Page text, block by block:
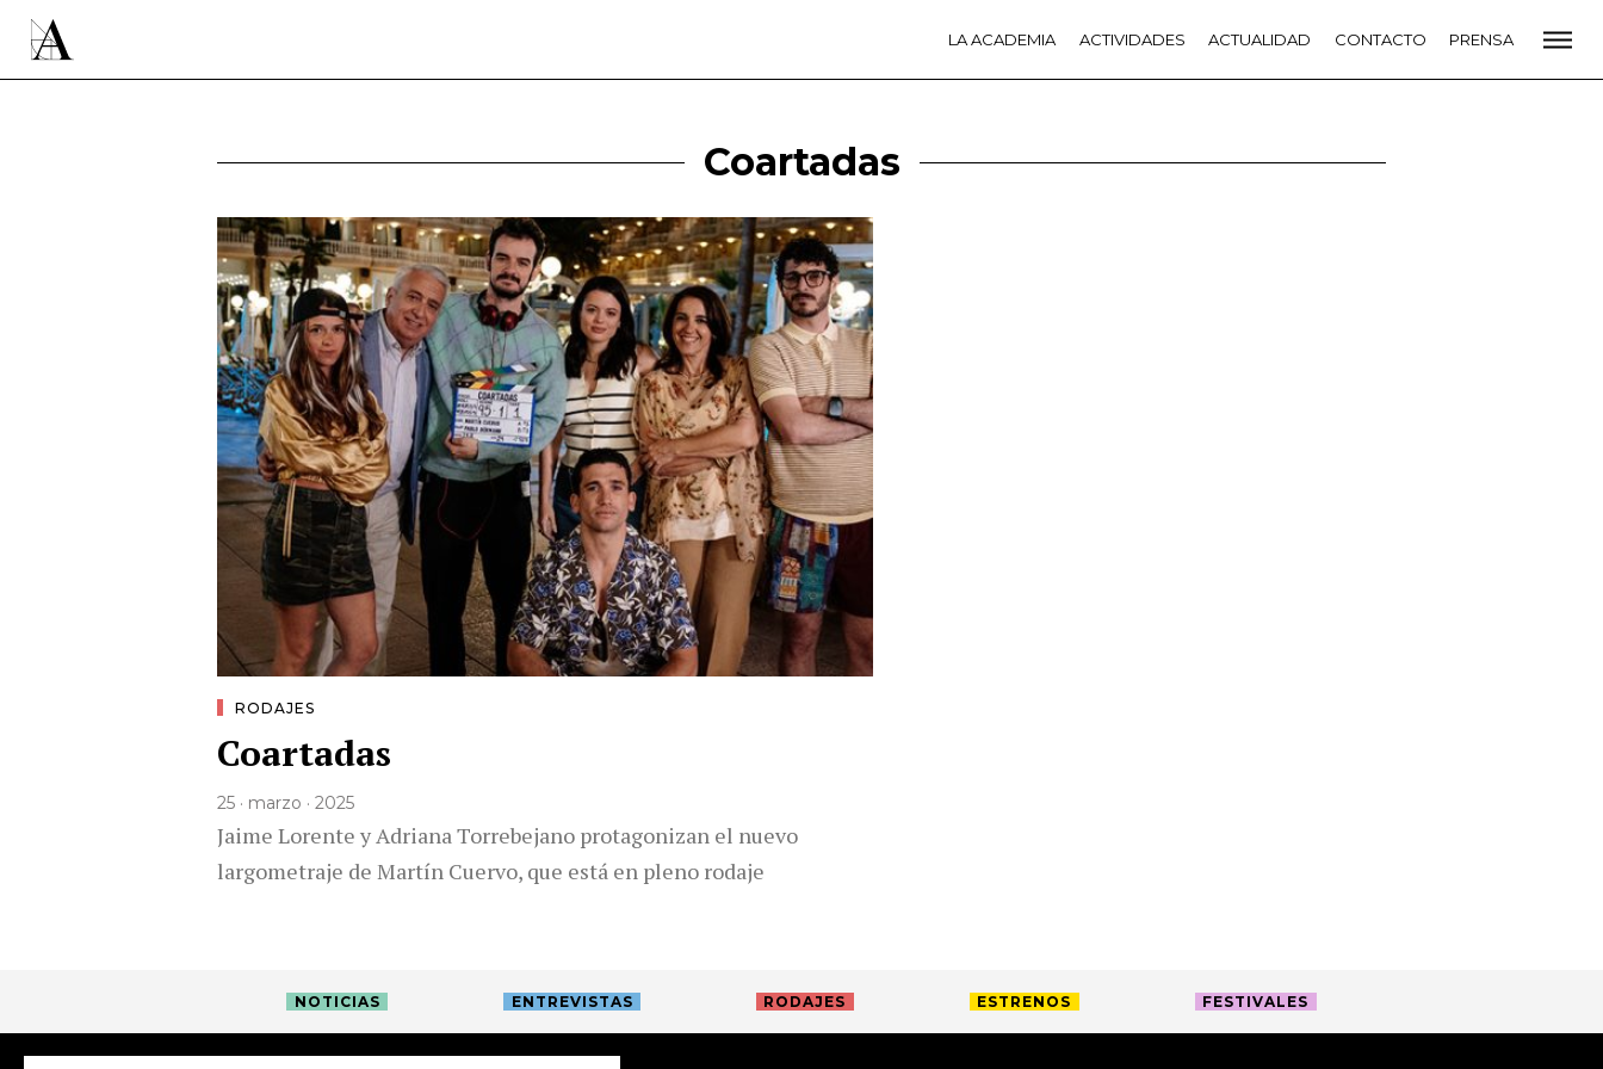
LA ACADEMIA ACTIVIDADES ACTUALIDAD CONTACTO PRENSA
Coartadas
RODAJES
Coartadas
25 · marzo · 2025
Jaime Lorente y Adriana Torrebejano protagonizan el nuevo
largometraje de Martín Cuervo, que está en pleno rodaje
NOTICIAS ENTREVISTAS RODAJES ESTRENOS FESTIVALES
LA ACADEMIA PREMIOS GOYA FUNDACIÓN
CONTACTO